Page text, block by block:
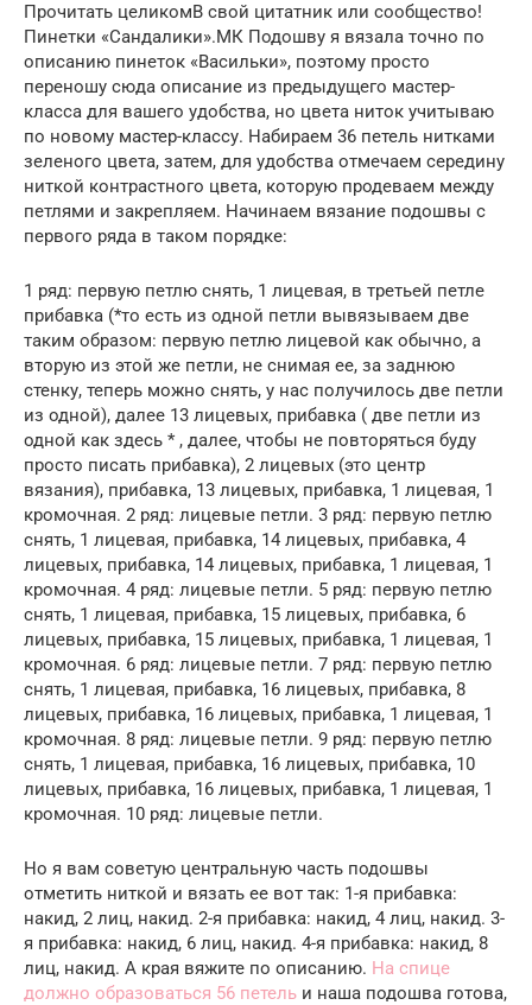
Прочитать целикомВ свой цитатник или сообщество!
Пинетки «Сандалики».МК Подошву я вязала точно по
описанию пинеток «Васильки», поэтому просто
переношу сюда описание из предыдущего мастер-
класса для вашего удобства, но цвета ниток учитываю
по новому мастер-классу. Набираем 36 петель нитками
зеленого цвета, затем, для удобства отмечаем середину
ниткой контрастного цвета, которую продеваем между
петлями и закрепляем. Начинаем вязание подошвы с
первого ряда в таком порядке:
1 ряд: первую петлю снять, 1 лицевая, в третьей петле
прибавка (*то есть из одной петли вывязываем две
таким образом: первую петлю лицевой как обычно, а
вторую из этой же петли, не снимая ее, за заднюю
стенку, теперь можно снять, у нас получилось две петли
из одной), далее 13 лицевых, прибавка ( две петли из
одной как здесь * , далее, чтобы не повторяться буду
просто писать прибавка), 2 лицевых (это центр
вязания), прибавка, 13 лицевых, прибавка, 1 лицевая, 1
кромочная. 2 ряд: лицевые петли. 3 ряд: первую петлю
снять, 1 лицевая, прибавка, 14 лицевых, прибавка, 4
лицевых, прибавка, 14 лицевых, прибавка, 1 лицевая, 1
кромочная. 4 ряд: лицевые петли. 5 ряд: первую петлю
снять, 1 лицевая, прибавка, 15 лицевых, прибавка, 6
лицевых, прибавка, 15 лицевых, прибавка, 1 лицевая, 1
кромочная. 6 ряд: лицевые петли. 7 ряд: первую петлю
снять, 1 лицевая, прибавка, 16 лицевых, прибавка, 8
лицевых, прибавка, 16 лицевых, прибавка, 1 лицевая, 1
кромочная. 8 ряд: лицевые петли. 9 ряд: первую петлю
снять, 1 лицевая, прибавка, 16 лицевых, прибавка, 10
лицевых, прибавка, 16 лицевых, прибавка, 1 лицевая, 1
кромочная. 10 ряд: лицевые петли.
Но я вам советую центральную часть подошвы
отметить ниткой и вязать ее вот так: 1-я прибавка:
накид, 2 лиц, накид. 2-я прибавка: накид, 4 лиц, накид. 3-
я прибавка: накид, 6 лиц, накид. 4-я прибавка: накид, 8
лиц, накид. А края вяжите по описанию. На спице
должно образоваться 56 петель и наша подошва готова,